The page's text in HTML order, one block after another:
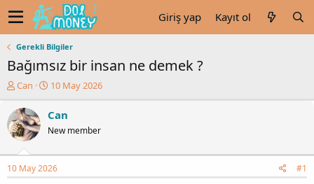
Giriş yap Kayıt ol
Gerekli Bilgiler
Bağımsız bir insan ne demek ?
K
n
u
y
b
a
Can
B
ş
l
a
g
ı
10 May 2026
Can
New member
10 May 2026 #1